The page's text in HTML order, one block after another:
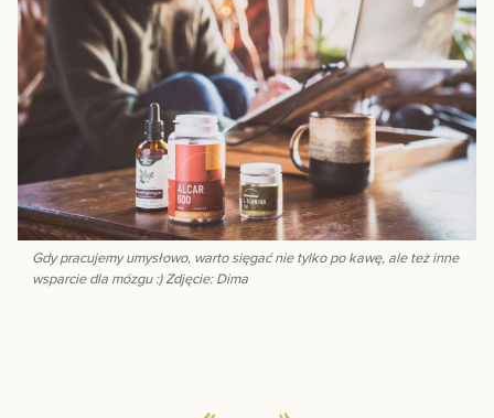
Gdy pracujemy umysłowo, warto sięgać nie tylko po kawę, ale też inne
wsparcie dla mózgu :) Zdjęcie: Dima